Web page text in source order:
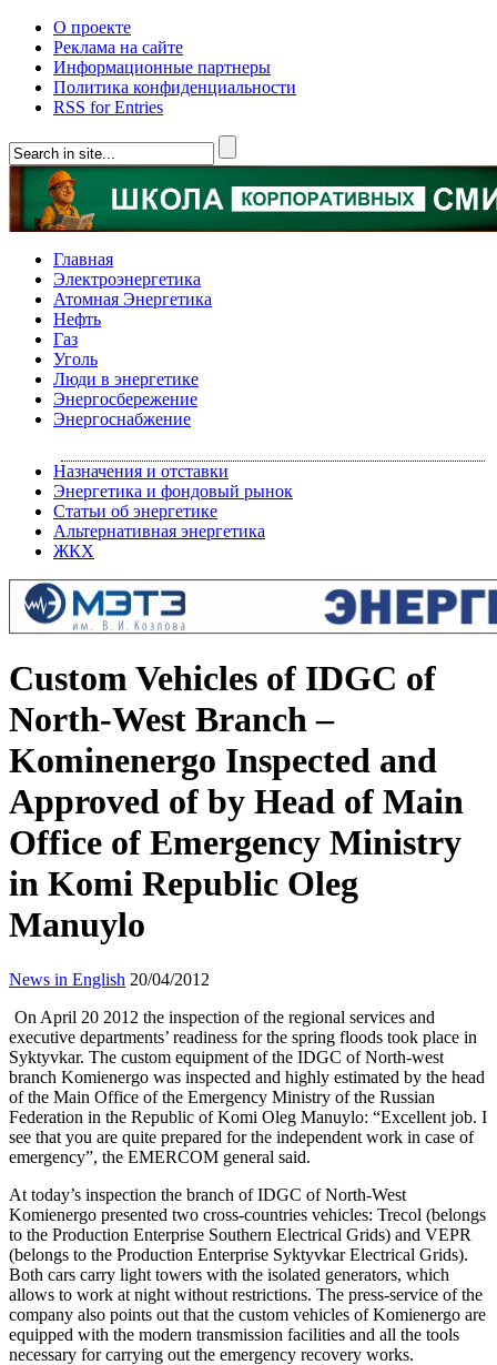
О проекте
Реклама на сайте
Информационные партнеры
Политика конфиденциальности
RSS for Entries
Главная
Электроэнергетика
Атомная Энергетика
Нефть
Газ
Уголь
Люди в энергетике
Энергосбережение
Энергоснабжение
Назначения и отставки
Энергетика и фондовый рынок
Статьи об энергетике
Альтернативная энергетика
ЖКХ
Custom Vehicles of IDGC of
North-West Branch –
Kominenergo Inspected and
Approved of by Head of Main
Office of Emergency Ministry
in Komi Republic Oleg
Manuylo
News in English 20/04/2012
On April 20 2012 the inspection of the regional services and
executive departments’ readiness for the spring floods took place in
Syktyvkar. The custom equipment of the IDGC of North-west
branch Komienergo was inspected and highly estimated by the head
of the Main Office of the Emergency Ministry of the Russian
Federation in the Republic of Komi Oleg Manuylo: “Excellent job. I
see that you are quite prepared for the independent work in case of
emergency”, the EMERCOM general said.
At today’s inspection the branch of IDGC of North-West
Komienergo presented two cross-countries vehicles: Trecol (belongs
to the Production Enterprise Southern Electrical Grids) and VEPR
(belongs to the Production Enterprise Syktyvkar Electrical Grids).
Both cars carry light towers with the isolated generators, which
allows to work at night without restrictions. The press-service of the
company also points out that the custom vehicles of Komienergo are
equipped with the modern transmission facilities and all the tools
necessary for carrying out the emergency recovery works.